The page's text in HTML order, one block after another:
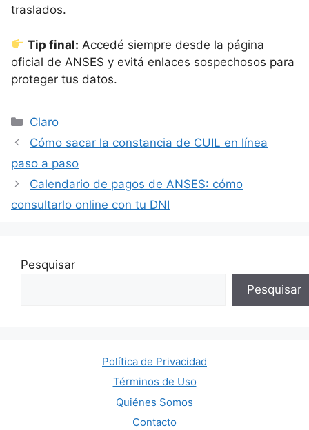
traslados.
Tip final: Accedé siempre desde la página
oficial de ANSES y evitá enlaces sospechosos para
proteger tus datos.
Categorías
Claro
Cómo sacar la constancia de CUIL en línea
paso a paso
Calendario de pagos de ANSES: cómo
consultarlo online con tu DNI
Pesquisar
Pesquisar
Política de Privacidad
Términos de Uso
Quiénes Somos
Contacto